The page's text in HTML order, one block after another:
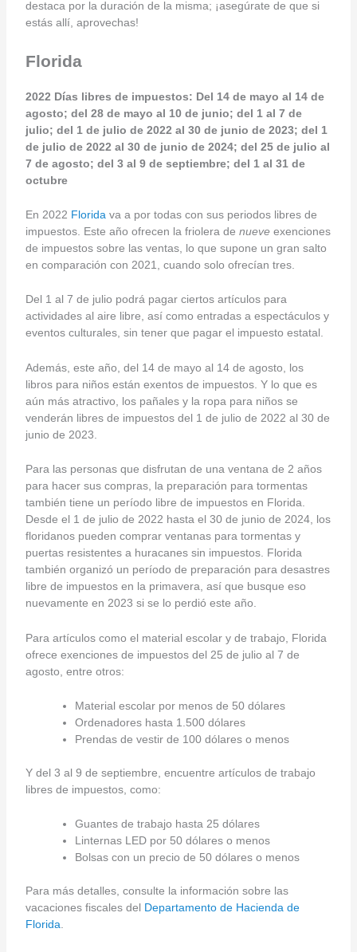
destaca por la duración de la misma; ¡asegúrate de que si
estás allí, aprovechas!
Florida
2022 Días libres de impuestos: Del 14 de mayo al 14 de
agosto; del 28 de mayo al 10 de junio; del 1 al 7 de
julio; del 1 de julio de 2022 al 30 de junio de 2023; del 1
de julio de 2022 al 30 de junio de 2024; del 25 de julio al
7 de agosto; del 3 al 9 de septiembre; del 1 al 31 de
octubre
En 2022 Florida va a por todas con sus periodos libres de
impuestos. Este año ofrecen la friolera de nueve exenciones
de impuestos sobre las ventas, lo que supone un gran salto
en comparación con 2021, cuando solo ofrecían tres.
Del 1 al 7 de julio podrá pagar ciertos artículos para
actividades al aire libre, así como entradas a espectáculos y
eventos culturales, sin tener que pagar el impuesto estatal.
Además, este año, del 14 de mayo al 14 de agosto, los
libros para niños están exentos de impuestos. Y lo que es
aún más atractivo, los pañales y la ropa para niños se
venderán libres de impuestos del 1 de julio de 2022 al 30 de
junio de 2023.
Para las personas que disfrutan de una ventana de 2 años
para hacer sus compras, la preparación para tormentas
también tiene un período libre de impuestos en Florida.
Desde el 1 de julio de 2022 hasta el 30 de junio de 2024, los
floridanos pueden comprar ventanas para tormentas y
puertas resistentes a huracanes sin impuestos. Florida
también organizó un período de preparación para desastres
libre de impuestos en la primavera, así que busque eso
nuevamente en 2023 si se lo perdió este año.
Para artículos como el material escolar y de trabajo, Florida
ofrece exenciones de impuestos del 25 de julio al 7 de
agosto, entre otros:
Material escolar por menos de 50 dólares
Ordenadores hasta 1.500 dólares
Prendas de vestir de 100 dólares o menos
Y del 3 al 9 de septiembre, encuentre artículos de trabajo
libres de impuestos, como:
Guantes de trabajo hasta 25 dólares
Linternas LED por 50 dólares o menos
Bolsas con un precio de 50 dólares o menos
Para más detalles, consulte la información sobre las
vacaciones fiscales del Departamento de Hacienda de
Florida.